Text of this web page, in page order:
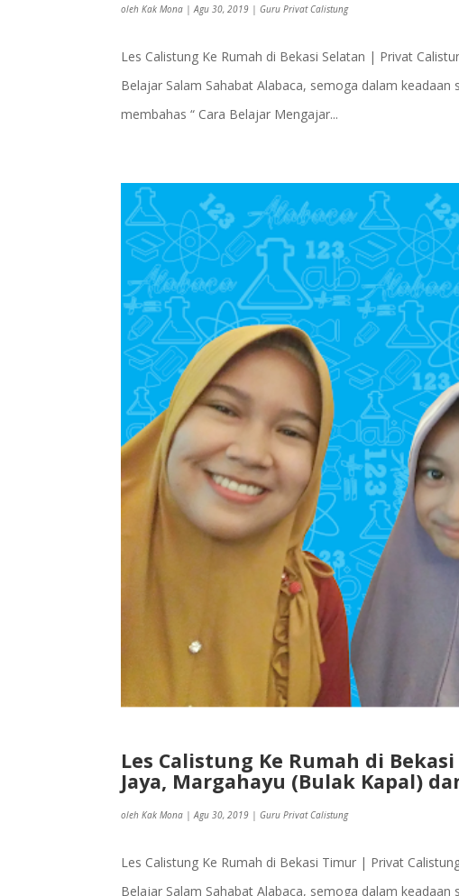
olehKak Mona |Agu 30, 2019 |Guru Privat Calistung
Les Calistung Ke Rumah di Bekasi Selatan | Privat
Belajar Salam Sahabat Alabaca, semoga dalam
membahas “ Cara Belajar Mengajar...
Les Calistung Ke Rumah di
Jaya, Margahayu (Bulak Kapal)
olehKak Mona |Agu 30, 2019 |Guru Privat Calistung
Les Calistung Ke Rumah di Bekasi Timur | Privat
Belajar Salam Sahabat Alabaca, semoga dalam